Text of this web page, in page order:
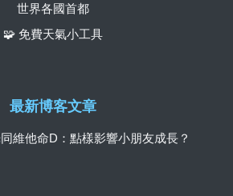
世界各國首都
🧩 免費天氣小工具
最新博客文章
維他命D：點樣影響小朋友成長？